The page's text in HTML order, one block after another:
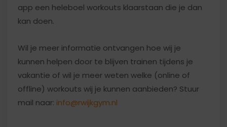
app een heleboel workouts klaarstaan die je dan
kan doen.
Wil je meer informatie ontvangen hoe wij je
kunnen helpen door te blijven trainen tijdens je
vakantie of wil je meer weten welke (online of
offline) workouts wij je kunnen aanbieden? Stuur
mail naar: info@rwijkgym.nl